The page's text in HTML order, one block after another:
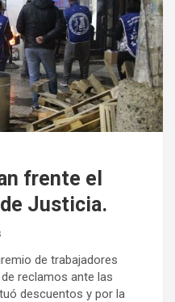
frente el
Justicia.
de trabajadores
reclamos ante las
descuentos y por la